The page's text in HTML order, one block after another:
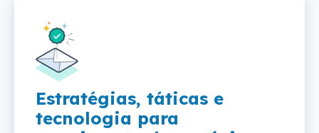
Estratégias, táticas e
tecnologia para